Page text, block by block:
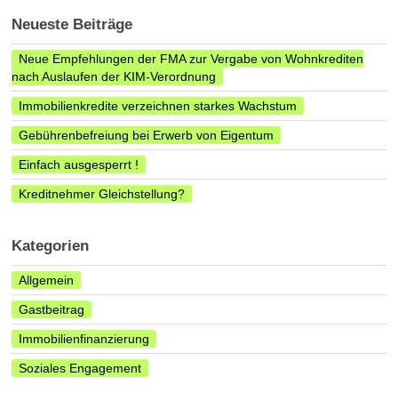
Neueste Beiträge
Neue Empfehlungen der FMA zur Vergabe von Wohnkrediten
nach Auslaufen der KIM-Verordnung
Immobilienkredite verzeichnen starkes Wachstum
Gebührenbefreiung bei Erwerb von Eigentum
Einfach ausgesperrt !
Kreditnehmer Gleichstellung?
Kategorien
Allgemein
Gastbeitrag
Immobilienfinanzierung
Soziales Engagement